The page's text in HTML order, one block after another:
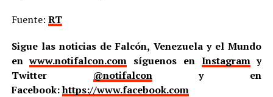
Fuente: RT
Sigue las noticias de Falcón, Venezuela y el Mundo
enwww.notifalcon.com síguenos en Instagramy
Twitter @notifalcony en
Facebook:https://www.facebook.com